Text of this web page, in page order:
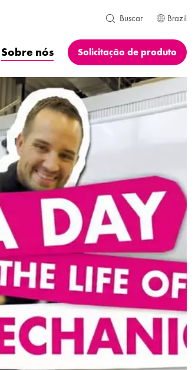
Buscar Brazil
Sobre nós Solicitação de produto